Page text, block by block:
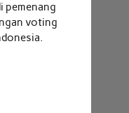
pemenang
voting